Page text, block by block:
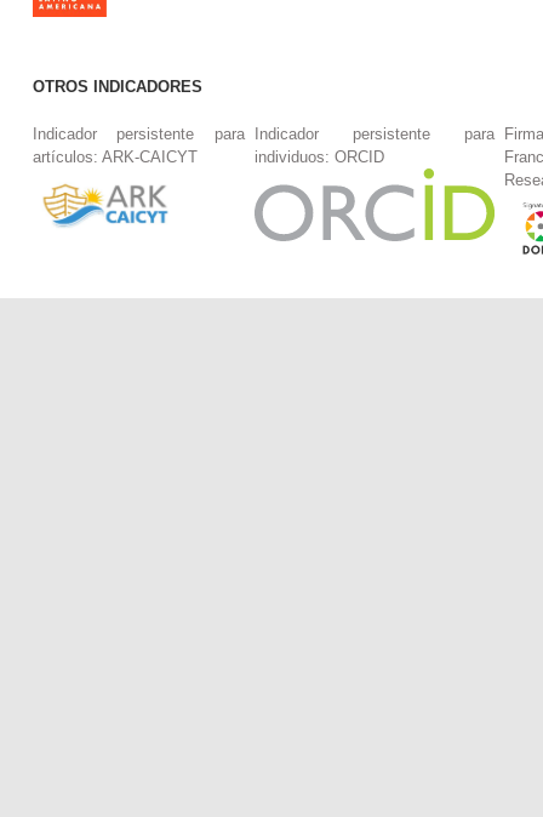
OTROS INDICADORES
Indicador persistente para
artículos: ARK-CAICYT
Indicador persistente para
individuos: ORCID